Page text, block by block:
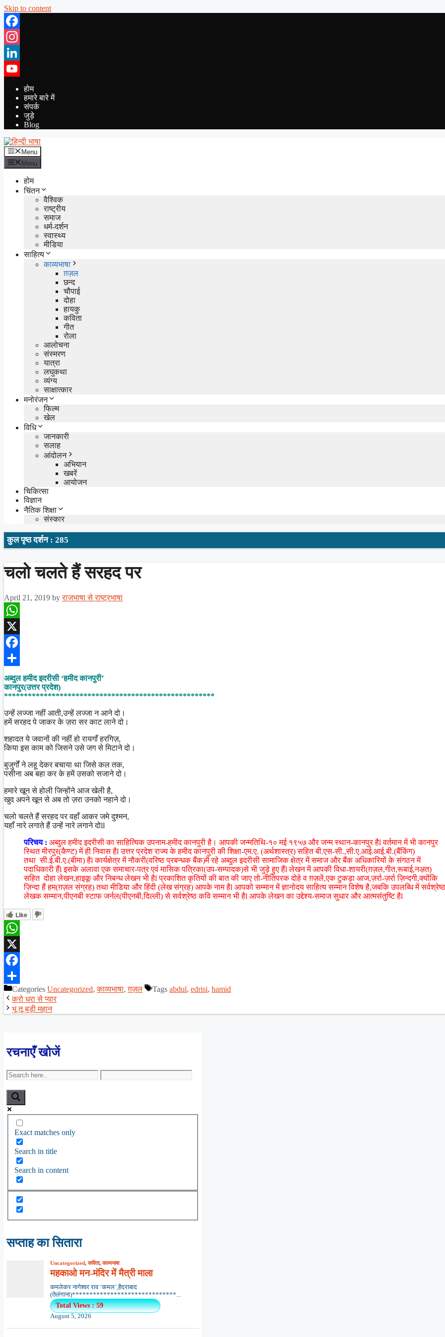
Skip to content
Facebook
Instagram
LinkedIn
YouTube
होम
हमारे बारे में
संपर्क
जुड़े
Blog
Menu
Menu
होम
चिंतन
वैश्विक
राष्ट्रीय
समाज
धर्म-दर्शन
स्वास्थ्य
मीडिया
साहित्य
काव्यभाषा
ग़ज़ल
छन्द
चौपाई
दोहा
हायकु
कविता
गीत
रोला
आलोचना
संस्मरण
यात्रा
लघुकथा
व्यंग्य
साक्षात्कार
मनोरंजन
फिल्म
खेल
विधि
जानकारी
सलाह
आंदोलन
अभियान
खबरें
आयोजन
चिकित्सा
विज्ञान
नैतिक शिक्षा
संस्कार
कुल पृष्ठ दर्शन : 285
चलो चलते हैं सरहद पर
April 21, 2019 byराजभाषा से राष्ट्रभाषा
WhatsApp
X
Facebook
Share
अब्दुल हमीद इदरीसी ‘हमीद कानपुरी’
कानपुर(उत्तर प्रदेश)
*****************************************************
उन्हें लज्जा नहीं आती,उन्हें लज्जा न आने दो।
हमें सरहद पे जाकर के ज़रा सर काट लाने दो।
शहादत ये जवानों की नहीं हो रायगाँ हरगिज़,
किया इस काम को जिसने उसे जग से मिटाने दो।
बुजुर्गों ने लहू देकर बचाया था जिसे कल तक,
पसीना अब बहा कर के हमें उसको सजाने दो।
हमारे खून से होली जिन्होंने आज खेली है,
खुद अपने खून से अब तो ज़रा उनको नहाने दो।
चलो चलते हैं सरहद पर वहाँ आकर जमे दुश्मन,
यहाँ नारे लगाते हैं उन्हें नारे लगाने दोll
परिचय : अब्दुल हमीद इदरीसी का साहित्यिक उपनाम-हमीद कानपुरी है। आपकी जन्मतिथि-१० मई १९५७ और जन्म स्थान-कानपुर हैl वर्तमान में भी कानपुर
स्थित मीरपुर(कैण्ट) में ही निवास हैl उत्तर प्रदेश राज्य के हमीद कानपुरी की शिक्षा-एम.ए. (अर्थशास्त्र) सहित बी.एस-सी.,सी.ए.आई.आई.बी.(बैंकिंग)
तथा सी.ई.बी.ए.(बीमा) हैl कार्यक्षेत्र में नौकरी(वरिष्ठ प्रबन्धक बैंक)में रहे अब्दुल इदरीसी सामाजिक क्षेत्र में समाज और बैंक अधिकारियों के संगठन में
पदाधिकारी हैंl इसके अलावा एक समाचार-पत्र एवं मासिक पत्रिका(उप-सम्पादक)से भी जुड़े हुए हैंl लेखन में आपकी विधा-शायरी(ग़ज़ल,गीत,रूबाई,नअ़त)
सहित दोहा लेखन,हाइकू और निबन्ध लेखन भी हैl प्रकाशित कृतियों की बात की जाए तो-नीतिपरक दोहे व ग़ज़लें,एक टुकड़ा आज,ज़र्रा-ज़र्रा ज़िन्दगी,क्योंकि
ज़िन्दा हैं हम(ग़ज़ल संग्रह) तथा मीडिया और हिंदी (लेख संग्रह) आपके नाम हैl आपको सम्मान में ज्ञानोदय साहित्य सम्मान विशेष है,जबकि उपलब्धि में सर्वश्रेष्ठ
लेखक सम्मान,पीएनबी स्टाफ जर्नल(पीएनबी,दिल्ली) से सर्वश्रेष्ठ कवि सम्मान भी हैl आपके लेखन का उद्देश्य-समाज सुधार और आत्मसंतुष्टि हैl
Like
WhatsApp
X
Facebook
ShareCategories Uncategorized,काव्यभाषा,ग़ज़ल Tags abdul, edrisi, hamid
करो धरा से प्यार
भू तू बड़ी महान
रचनाएँ खोजें
Exact matches only
Search in title
Search in content
सप्ताह का सितारा
Uncategorized,कविता,काव्यभाषा
महकाओ मन-मंदिर में मैत्री माला
कमलेकर नागेश्वर राव ‘कमल’,हैदराबाद
(तेलंगाना)******************************...
Total Views : 59
August 5, 2026